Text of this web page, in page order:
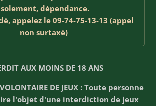
dépendance.
appelez le 09-74-75-13-13 (appel
non surtaxé)
AUX MOINS DE 18 ANS
DE JEUX : Toute personne
l'objet d'une interdiction de jeux